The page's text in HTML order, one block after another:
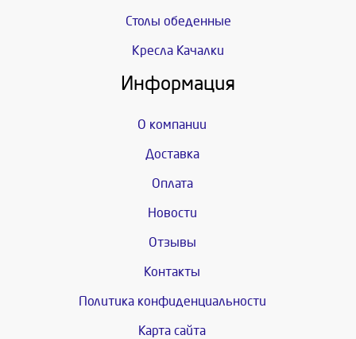
Столы обеденные
Кресла Качалки
Информация
О компании
Доставка
Оплата
Новости
Отзывы
Контакты
Политика конфиденциальности
Карта сайта